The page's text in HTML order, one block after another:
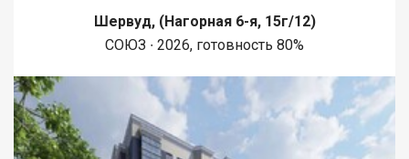
Шервуд, (Нагорная 6-я, 15г/12)
СОЮЗ ∙ 2026, готовность 80%